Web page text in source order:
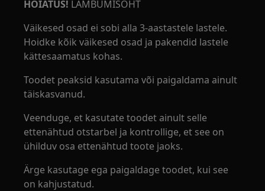
HOIATUS! LÄMBUMISOHT
Väikesed osad ei sobi alla 3-aastastele lastele.
Hoidke kõik väikesed osad ja pakendid lastele
kättesaamatus kohas.
Toodet peaksid kasutama või paigaldama ainult
täiskasvanud.
Veenduge, et kasutate toodet ainult selle
ettenähtud otstarbel ja kontrollige, et see on
ühilduv osa ettenähtud toote jaoks.
Ärge kasutage ega paigaldage toodet, kui see
on kahjustatud.